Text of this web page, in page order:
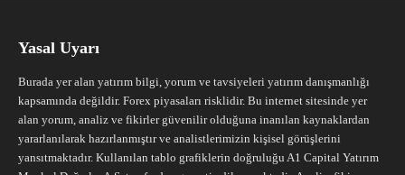
Yasal Uyarı
Burada yer alan yatırım bilgi, yorum ve tavsiyeleri yatırım danışmanlığı
kapsamında değildir. Forex piyasaları risklidir. Bu internet sitesinde yer
alan yorum, analiz ve fikirler güvenilir olduğuna inanılan kaynaklardan
yararlanılarak hazırlanmıştır ve analistlerimizin kişisel görüşlerini
yansıtmaktadır. Kullanılan tablo grafiklerin doğruluğu A1 Capital Yatırım